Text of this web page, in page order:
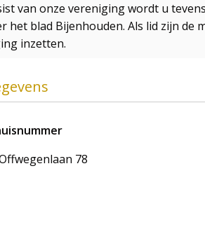
van onze vereniging wordt u
het blad Bijenhouden. Als lid zijn de
inzetten.
78